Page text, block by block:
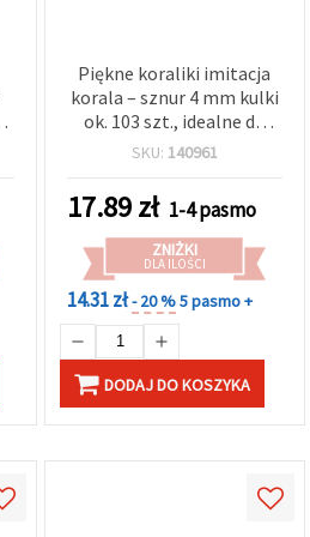
Piękne koraliki imitacja
korala – sznur 4 mm kulki
ok. 103 szt., idealne do
delikatnej i stylowej
SKU: 140961
17.89zł 1-4 pasmo
ZNIŻKI
DLA ILOŚCI
14.31 zł- 20 %5 pasmo +
DODAJ DO KOSZYKA